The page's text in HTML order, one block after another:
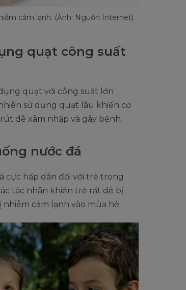
cảm lạnh. (Ảnh: Nguồn Internet)
quạt công suất
quạt với công suất lớn
sử dụng quạt lâu khiến cơ
dễ xâm nhập và gây bệnh.
nước đá
cực hấp dẫn đối với trẻ trong
tác nhân khiến trẻ rất dễ bị
cảm lạnh vào mùa hè.